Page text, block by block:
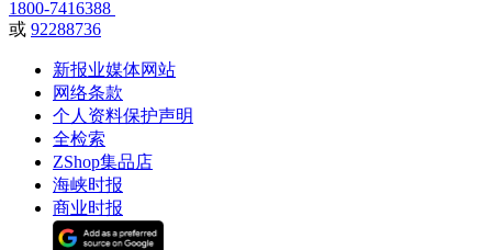
1800-7416388
或 92288736
新报业媒体网站
网络条款
个人资料保护声明
全检索
ZShop集品店
海峡时报
商业时报